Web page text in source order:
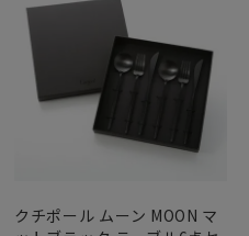
クチポール ムーン MOON マ